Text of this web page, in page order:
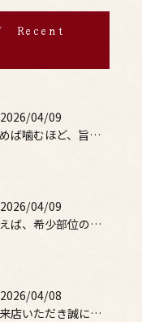
Recent
2026/04/09
噛めば噛むほど、旨みがあふれる。
2026/04/09
例えば、希少部位の串を試したり、季節限定の地酒を味わったりす...
2026/04/08
ご来店いただき誠にありがとうございます。